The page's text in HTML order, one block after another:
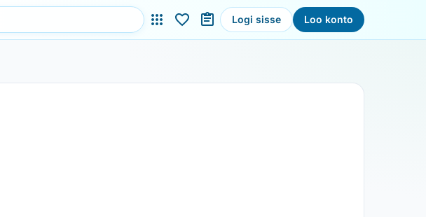
Logi sisse Loo konto